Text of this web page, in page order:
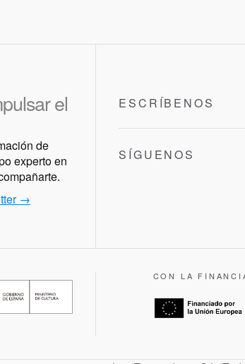
el
de
experto en
→
ESCRÍBENOS
SÍGUENOS
CON LA